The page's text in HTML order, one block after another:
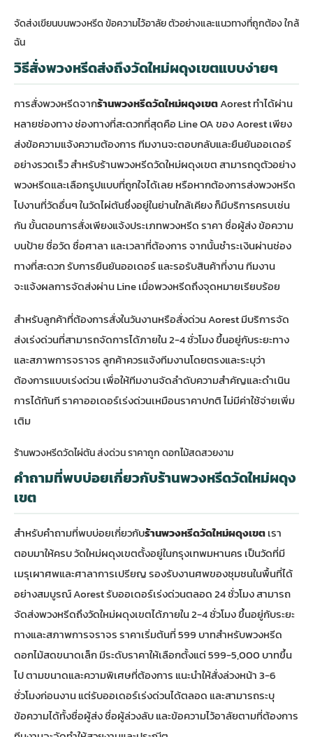
จัดส่งเขียนบนพวงหรีด ข้อความไว้อาลัย ตัวอย่างและแนวทางที่ถูกต้อง ใกล้
ฉัน
วิธีสั่งพวงหรีดส่งถึงวัดใหม่ผดุงเขตแบบง่ายๆ
การสั่งพวงหรีดจากร้านพวงหรีดวัดใหม่ผดุงเขตAorest ทำได้ผ่าน
หลายช่องทาง ช่องทางที่สะดวกที่สุดคือ Line OA ของ Aorest เพียง
ส่งข้อความแจ้งความต้องการ ทีมงานจะตอบกลับและยืนยันออเดอร์
อย่างรวดเร็ว สำหรับร้านพวงหรีดวัดใหม่ผดุงเขตสามารถดูตัวอย่าง
พวงหรีดและเลือกรูปแบบที่ถูกใจได้เลย หรือหากต้องการส่งพวงหรีด
ไปงานที่วัดอื่นๆ ในวัดไผ่ตันซึ่งอยู่ในย่านใกล้เคียง ก็มีบริการครบเช่น
กัน ขั้นตอนการสั่งเพียงแจ้งประเภทพวงหรีด ราคา ชื่อผู้ส่ง ข้อความ
บนป้าย ชื่อวัด ชื่อศาลา และเวลาที่ต้องการ จากนั้นชำระเงินผ่านช่อง
ทางที่สะดวก รับการยืนยันออเดอร์ และรอรับสินค้าที่งาน ทีมงาน
จะแจ้งผลการจัดส่งผ่าน Line เมื่อพวงหรีดถึงจุดหมายเรียบร้อย
สำหรับลูกค้าที่ต้องการสั่งในวันงานหรือสั่งด่วน Aorest มีบริการจัด
ส่งเร่งด่วนที่สามารถจัดการได้ภายใน 2-4 ชั่วโมง ขึ้นอยู่กับระยะทาง
และสภาพการจราจร ลูกค้าควรแจ้งทีมงานโดยตรงและระบุว่า
ต้องการแบบเร่งด่วน เพื่อให้ทีมงานจัดลำดับความสำคัญและดำเนิน
การได้ทันที ราคาออเดอร์เร่งด่วนเหมือนราคาปกติ ไม่มีค่าใช้จ่ายเพิ่ม
เติม
ร้านพวงหรีดวัดไผ่ตัน ส่งด่วน ราคาถูก ดอกไม้สดสวยงาม
คำถามที่พบบ่อยเกี่ยวกับร้านพวงหรีดวัดใหม่ผดุง
เขต
สำหรับคำถามที่พบบ่อยเกี่ยวกับร้านพวงหรีดวัดใหม่ผดุงเขตเรา
ตอบมาให้ครบ วัดใหม่ผดุงเขตตั้งอยู่ในกรุงเทพมหานคร เป็นวัดที่มี
เมรุเผาศพและศาลาการเปรียญ รองรับงานศพของชุมชนในพื้นที่ได้
อย่างสมบูรณ์ Aorest รับออเดอร์เร่งด่วนตลอด 24 ชั่วโมง สามารถ
จัดส่งพวงหรีดถึงวัดใหม่ผดุงเขตได้ภายใน 2-4 ชั่วโมง ขึ้นอยู่กับระยะ
ทางและสภาพการจราจร ราคาเริ่มต้นที่ 599 บาทสำหรับพวงหรีด
ดอกไม้สดขนาดเล็ก มีระดับราคาให้เลือกตั้งแต่ 599-5,000 บาทขึ้น
ไป ตามขนาดและความพิเศษที่ต้องการ แนะนำให้สั่งล่วงหน้า 3-6
ชั่วโมงก่อนงาน แต่รับออเดอร์เร่งด่วนได้ตลอด และสามารถระบุ
ข้อความได้ทั้งชื่อผู้ส่ง ชื่อผู้ล่วงลับ และข้อความไว้อาลัยตามที่ต้องการ